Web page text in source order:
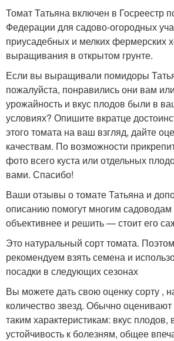
Томат Татьяна включен в Госреестр
Федерации для садово-огородных
приусадебных и мелких фермерских
выращивания в открытом грунте.
Если вы выращивали помидоры
пожалуйста, понравились они вам
урожайность и вкус плодов были в
условиях? Опишите вкратце
этого томата на ваш взгляд, дайте
качествам. По возможности
фото всего куста или отдельных
вами. Спасибо!
Ваши отзывы о томате Татьяна и
описанию помогут многим садоводам
объективнее и решить — стоит его
Это натуральный сорт томата.
рекомендуем взять семена и
посадки в следующих сезонах
Вы можете дать свою оценку сорту ,
количество звезд. Обычно
таким характеристикам: вкус плодов,
устойчивость к болезням, общее